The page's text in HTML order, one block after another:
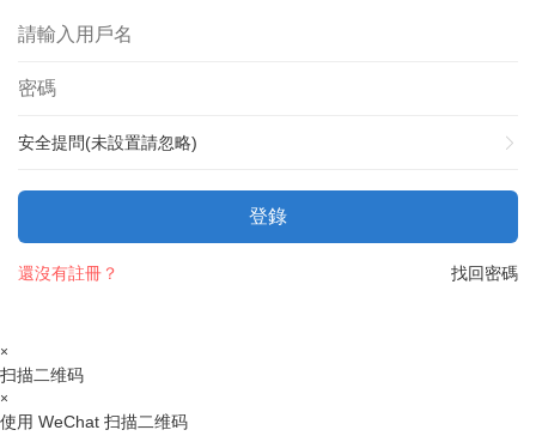
安全提問(未設置請忽略)
登錄
找回密碼
還沒有註冊？
×
扫描二维码
×
使用 WeChat 扫描二维码